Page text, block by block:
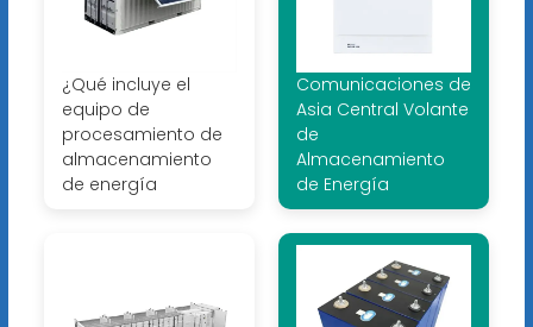
¿Qué incluye el
equipo de
procesamiento de
almacenamiento
de energía
Comunicaciones de
Asia Central Volante
de
Almacenamiento
de Energía